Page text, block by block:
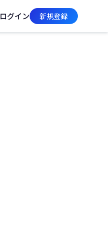
ログイン 新規登録